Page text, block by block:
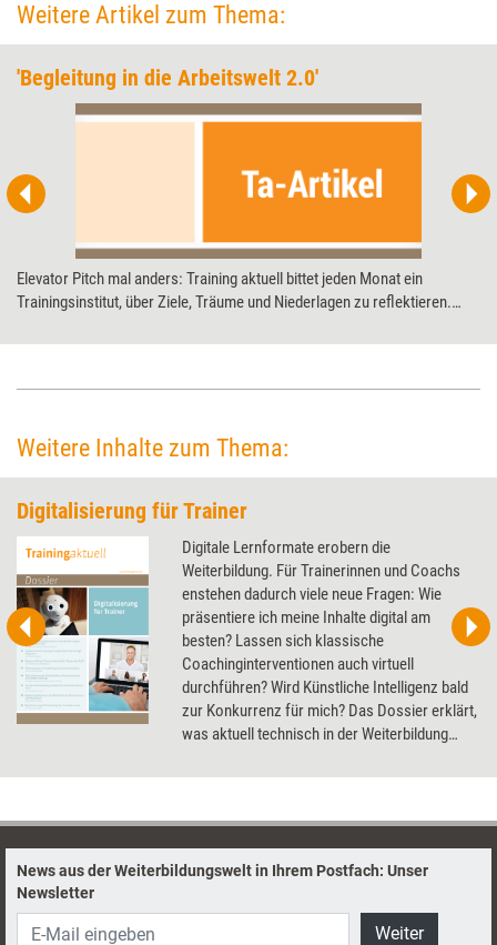
Weitere Artikel zum Thema:
'Begleitung in die Arbeitswelt 2.0'
Elevator Pitch mal anders: Training aktuell bittet jeden Monat ein
Trainingsinstitut, über Ziele, Träume und Niederlagen zu reflektieren.
Weitere Inhalte zum Thema:
Digitalisierung für Trainer
Digitale Lernformate erobern die
Weiterbildung. Für Trainerinnen und Coachs
enstehen dadurch viele neue Fragen: Wie
präsentiere ich meine Inhalte digital am
besten? Lassen sich klassische
Coachinginterventionen auch virtuell
durchführen? Wird Künstliche Intelligenz bald
zur Konkurrenz für mich? Das Dossier erklärt,
was aktuell technisch in der Weiterbildung
die Zukunft.
News aus der Weiterbildungswelt in Ihrem Postfach: Unser
Newsletter
Weiter